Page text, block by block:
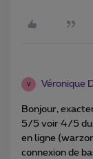
V Véronique
Bonjour,
5/5 voir 4/5 du
en ligne
connexion de